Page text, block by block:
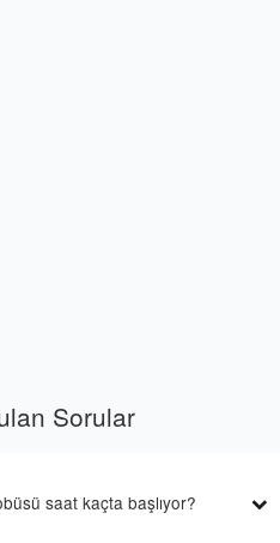
Sorular
saat kaçta başlıyor?